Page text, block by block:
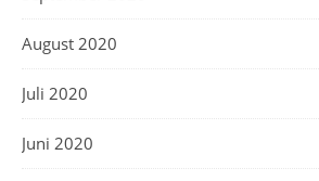
August 2020
Juli 2020
Juni 2020